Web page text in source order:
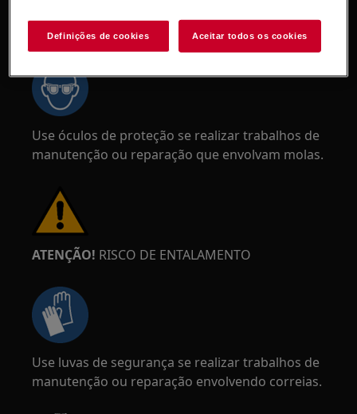
RISCO DE LESÃO OCULAR
Use óculos de proteção se realizar trabalhos de
manutenção ou reparação que envolvam molas.
ATENÇÃO! RISCO DE ENTALAMENTO
Use luvas de segurança se realizar trabalhos de
manutenção ou reparação envolvendo correias.
Definições de cookies Aceitar todos os cookies